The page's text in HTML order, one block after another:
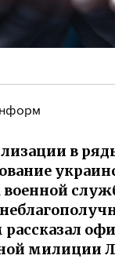
в
милиции